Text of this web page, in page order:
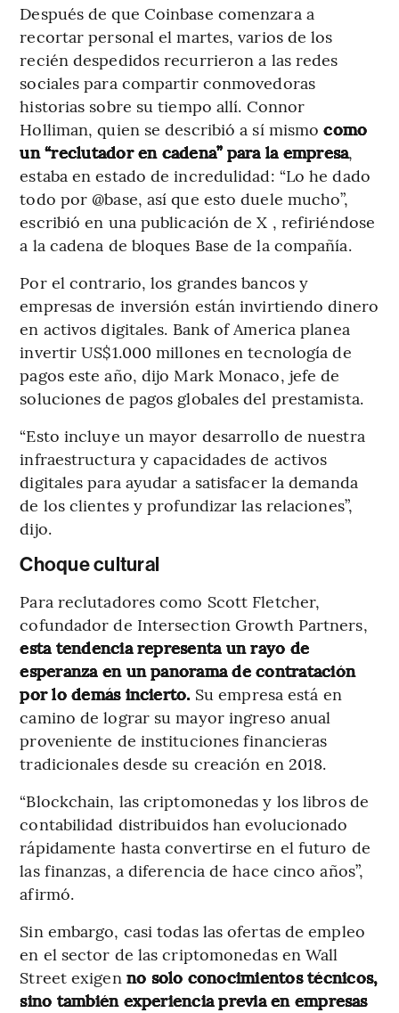
Después de que Coinbase comenzara a
recortar personal el martes, varios de los
recién despedidos recurrieron a las redes
sociales para compartir conmovedoras
historias sobre su tiempo allí. Connor
Holliman, quien se describió a sí mismocomo
un “reclutador en cadena” para la empresa,
estaba en estado de incredulidad: “Lo he dado
todo por @base, así que esto duele mucho”,
escribió en una publicación de X , refiriéndose
a la cadena de bloques Base de la compañía.
Por el contrario, los grandes bancos y
empresas de inversión están invirtiendo dinero
en activos digitales. Bank of America planea
invertir US$1.000 millones en tecnología de
pagos este año, dijo Mark Monaco, jefe de
soluciones de pagos globales del prestamista.
“Esto incluye un mayor desarrollo de nuestra
infraestructura y capacidades de activos
digitales para ayudar a satisfacer la demanda
de los clientes y profundizar las relaciones”,
dijo.
Choque cultural
Para reclutadores como Scott Fletcher,
cofundador de Intersection Growth Partners,
esta tendencia representa un rayo de
esperanza en un panorama de contratación
por lo demás incierto. Su empresa está en
camino de lograr su mayor ingreso anual
proveniente de instituciones financieras
tradicionales desde su creación en 2018.
“Blockchain, las criptomonedas y los libros de
contabilidad distribuidos han evolucionado
rápidamente hasta convertirse en el futuro de
las finanzas, a diferencia de hace cinco años”,
afirmó.
Sin embargo, casi todas las ofertas de empleo
en el sector de las criptomonedas en Wall
Street exigen no solo conocimientos técnicos,
sino también experiencia previa en empresas